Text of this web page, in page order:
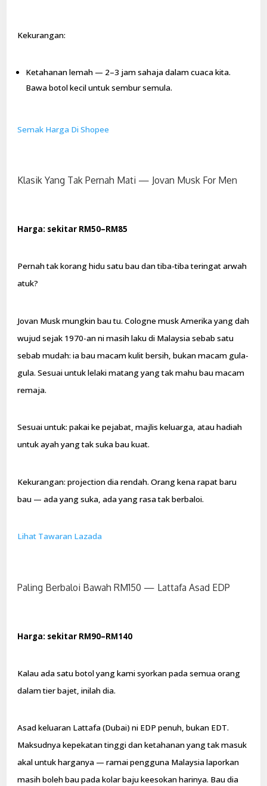
Kekurangan:
Ketahanan lemah — 2–3 jam sahaja dalam cuaca kita.
Bawa botol kecil untuk sembur semula.
Semak Harga Di Shopee
Klasik Yang Tak Pernah Mati — Jovan Musk For Men
Harga: sekitar RM50–RM85
Pernah tak korang hidu satu bau dan tiba-tiba teringat arwah
atuk?
Jovan Musk mungkin bau tu. Cologne musk Amerika yang dah
wujud sejak 1970-an ni masih laku di Malaysia sebab satu
sebab mudah: ia bau macam kulit bersih, bukan macam gula-
gula. Sesuai untuk lelaki matang yang tak mahu bau macam
remaja.
Sesuai untuk: pakai ke pejabat, majlis keluarga, atau hadiah
untuk ayah yang tak suka bau kuat.
Kekurangan: projection dia rendah. Orang kena rapat baru
bau — ada yang suka, ada yang rasa tak berbaloi.
Lihat Tawaran Lazada
Paling Berbaloi Bawah RM150 — Lattafa Asad EDP
Harga: sekitar RM90–RM140
Kalau ada satu botol yang kami syorkan pada semua orang
dalam tier bajet, inilah dia.
Asad keluaran Lattafa (Dubai) ni EDP penuh, bukan EDT.
Maksudnya kepekatan tinggi dan ketahanan yang tak masuk
akal untuk harganya — ramai pengguna Malaysia laporkan
masih boleh bau pada kolar baju keesokan harinya. Bau dia